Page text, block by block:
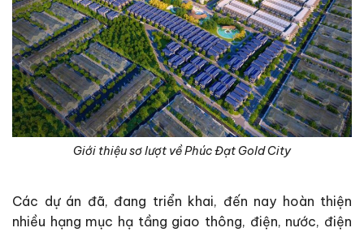
Giới thiệu sơ lượt về Phúc Đạt Gold City
Các dự án đã, đang triển khai, đến nay hoàn thiện
nhiều hạng mục hạ tầng giao thông, điện, nước, điện